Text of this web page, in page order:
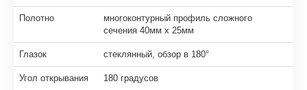
Полотно
многоконтурный профиль сложного
сечения 40мм х 25мм
Глазок стеклянный, обзор в 180°
Угол открывания 180 градусов